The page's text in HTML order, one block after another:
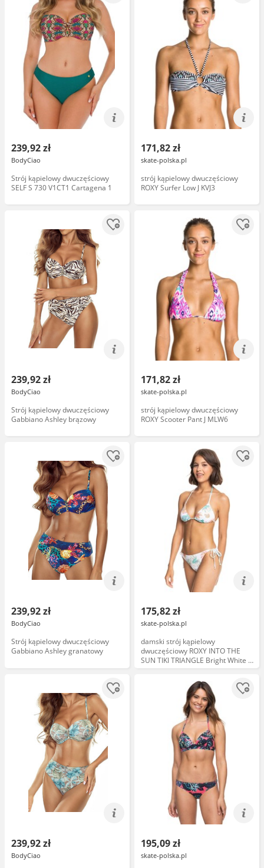
239,92 zł
BodyCiao
Strój kąpielowy dwuczęściowy
SELF S 730 V1CT1 Cartagena 1
171,82 zł
skate-polska.pl
strój kąpielowy dwuczęściowy
ROXY Surfer Low J KVJ3
239,92 zł
BodyCiao
Strój kąpielowy dwuczęściowy
Gabbiano Ashley brązowy
171,82 zł
skate-polska.pl
strój kąpielowy dwuczęściowy
ROXY Scooter Pant J MLW6
239,92 zł
BodyCiao
Strój kąpielowy dwuczęściowy
Gabbiano Ashley granatowy
175,82 zł
skate-polska.pl
damski strój kąpielowy
dwuczęściowy ROXY INTO THE
SUN TIKI TRIANGLE Bright White S
Lilac - XWMY
239,92 zł
BodyCiao
195,09 zł
skate-polska.pl